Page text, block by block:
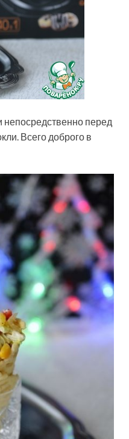
перед
Всего доброго в